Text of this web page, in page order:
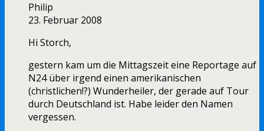
Philip
23. Februar 2008
Hi Storch,
gestern kam um die Mittagszeit eine Reportage auf
N24 über irgend einen amerikanischen
(christlichen!?) Wunderheiler, der gerade auf Tour
durch Deutschland ist. Habe leider den Namen
vergessen.